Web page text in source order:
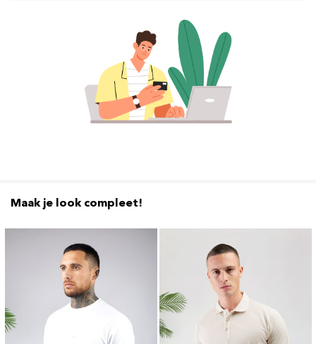
Maak je look compleet!